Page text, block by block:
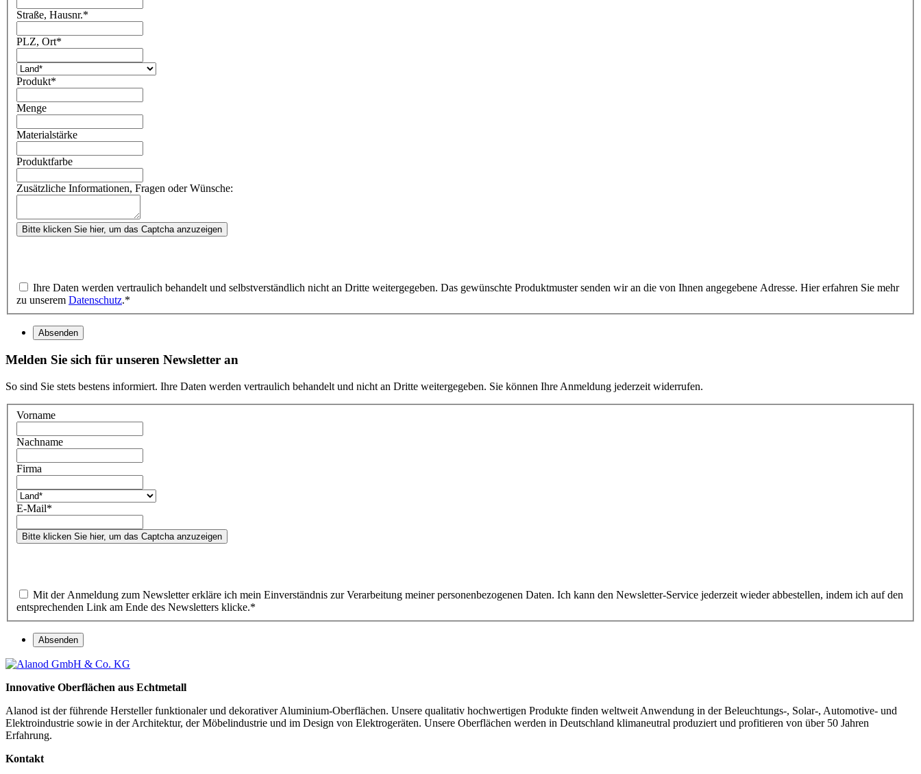
Straße, Hausnr.*
PLZ, Ort*
Produkt*
Menge
Materialstärke
Produktfarbe
Zusätzliche Informationen, Fragen oder Wünsche:
Bitte klicken Sie hier, um das Captcha anzuzeigen
Ihre Daten werden vertraulich behandelt und selbstverständlich nicht an Dritte weitergegeben. Das gewünschte Produktmuster senden wir an die von Ihnen angegebene Adresse. Hier erfahren Sie mehr
zu unserem Datenschutz.*
Absenden
Melden Sie sich für unseren Newsletter an
So sind Sie stets bestens informiert. Ihre Daten werden vertraulich behandelt und nicht an Dritte weitergegeben. Sie können Ihre Anmeldung jederzeit widerrufen.
Vorname
Nachname
Firma
E-Mail*
Bitte klicken Sie hier, um das Captcha anzuzeigen
Mit der Anmeldung zum Newsletter erkläre ich mein Einverständnis zur Verarbeitung meiner personenbezogenen Daten. Ich kann den Newsletter-Service jederzeit wieder abbestellen, indem ich auf den
entsprechenden Link am Ende des Newsletters klicke.*
Absenden
Innovative Oberflächen aus Echtmetall
Alanod ist der führende Hersteller funktionaler und dekorativer Aluminium-Oberflächen. Unsere qualitativ hochwertigen Produkte finden weltweit Anwendung in der Beleuchtungs-, Solar-, Automotive- und
Elektroindustrie sowie in der Architektur, der Möbelindustrie und im Design von Elektrogeräten. Unsere Oberflächen werden in Deutschland klimaneutral produziert und profitieren von über 50 Jahren
Erfahrung.
Kontakt